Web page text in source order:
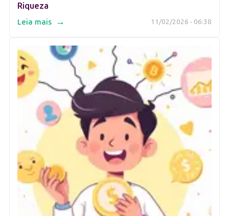
Riqueza
11/02/2026 - 06:38
Leia mais →